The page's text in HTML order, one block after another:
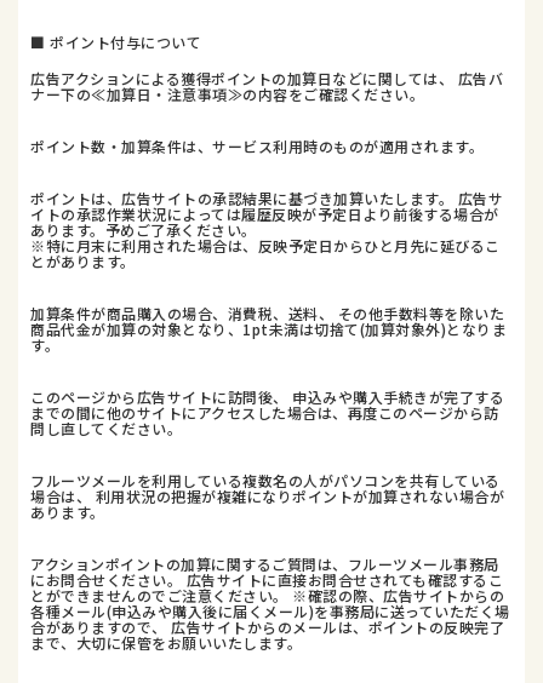
■ ポイント付与について
広告アクションによる獲得ポイントの加算日などに関しては、 広告バ
ナー下の≪加算日・注意事項≫の内容をご確認ください。
ポイント数・加算条件は、サービス利用時のものが適用されます。
ポイントは、広告サイトの承認結果に基づき加算いたします。 広告サ
イトの承認作業状況によっては履歴反映が予定日より前後する場合が
あります。予めご了承ください。
※特に月末に利用された場合は、反映予定日からひと月先に延びるこ
とがあります。
加算条件が商品購入の場合、消費税、送料、 その他手数料等を除いた
商品代金が加算の対象となり、1pt未満は切捨て(加算対象外)となりま
す。
このページから広告サイトに訪問後、 申込みや購入手続きが完了する
までの間に他のサイトにアクセスした場合は、再度このページから訪
問し直してください。
フルーツメールを利用している複数名の人がパソコンを共有している
場合は、 利用状況の把握が複雑になりポイントが加算されない場合が
あります。
アクションポイントの加算に関するご質問は、フルーツメール事務局
にお問合せください。 広告サイトに直接お問合せされても確認するこ
とができませんのでご注意ください。 ※確認の際、広告サイトからの
各種メール(申込みや購入後に届くメール)を事務局に送っていただく場
合がありますので、 広告サイトからのメールは、ポイントの反映完了
まで、大切に保管をお願いいたします。